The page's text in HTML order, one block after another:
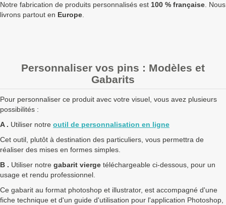
Quantités Prix unitaire HT
Les clients Français paient le prix TTC (TVA 20%).
Les clients dans l’Union Européennepossédant un numéro de
Les clients en dehors de l’Union européenne paient le prix HT.
Notre fabrication de produits personnalisés est 100 % française. Nous
livrons partout en Europe.
Personnaliser vos pins : Modèles et
Gabarits
Pour personnaliser ce produit avec votre visuel, vous avez plusieurs
possibilités :
A . Utiliser notre outil de personnalisation en ligne
Cet outil, plutôt à destination des particuliers, vous permettra de
réaliser des mises en formes simples.
B . Utiliser notre gabarit vierge téléchargeable ci-dessous, pour un
usage et rendu professionnel.
Ce gabarit au format photoshop et illustrator, est accompagné d'une
fiche technique et d'un guide d'utilisation pour l'application Photoshop,